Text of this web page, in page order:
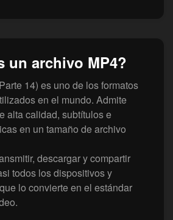
un archivo MP4?
14) es uno de los formatos
en el mundo. Admite
alta calidad, subtítulos e
en un tamaño de archivo
descargar y compartir
todos los dispositivos y
lo convierte en el estándar